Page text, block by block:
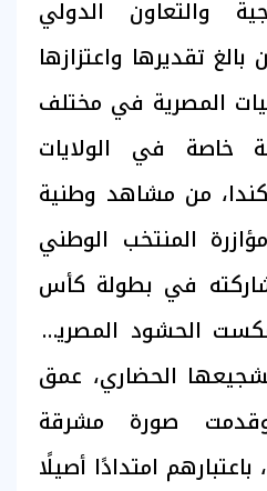
والتعاون الدولي
تقديرها واعتزازها
المصرية في مختلف
خاصة في الولايات
من مشاهد وطنية
المنتخب الوطني
في بطولة كأس
وقد عكست الحشود المصرية،
الحضاري، عمق
وقدمت صورة مشرقة
امتدادًا أصيلًا